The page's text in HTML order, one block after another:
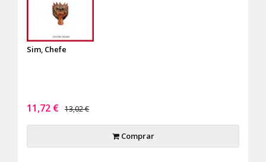
Sim, Chefe
11,72 € 13,02 €
Comprar